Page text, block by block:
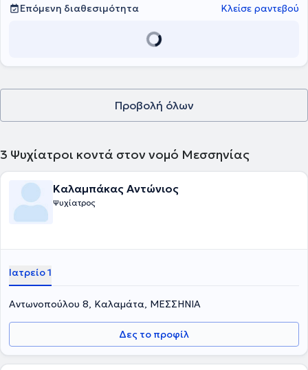
Επόμενη διαθεσιμότητα
Κλείσε ραντεβού
Προβολή όλων
3 Ψυχίατροι κοντά στον νομό Μεσσηνίας
Καλαμπάκας Αντώνιος
Ψυχίατρος
Ιατρείο 1
Αντωνοπούλου 8, Καλαμάτα, ΜΕΣΣΗΝΙΑ
Δες το προφίλ